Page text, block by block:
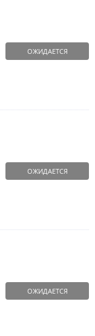
ОЖИДАЕТСЯ
ОЖИДАЕТСЯ
ОЖИДАЕТСЯ